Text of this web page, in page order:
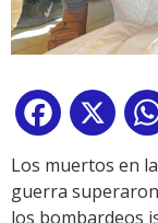
Facebook
X
Los muertos en
guerra
los bombardeos